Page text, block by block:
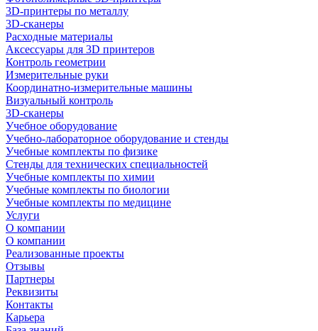
3D-принтеры по металлу
3D-сканеры
Расходные материалы
Аксессуары для 3D принтеров
Контроль геометрии
Измерительные руки
Координатно-измерительные машины
Визуальный контроль
3D-сканеры
Учебное оборудование
Учебно-лабораторное оборудование и стенды
Учебные комплекты по физике
Стенды для технических специальностей
Учебные комплекты по химии
Учебные комплекты по биологии
Учебные комплекты по медицине
Услуги
О компании
О компании
Реализованные проекты
Отзывы
Партнеры
Реквизиты
Контакты
Карьера